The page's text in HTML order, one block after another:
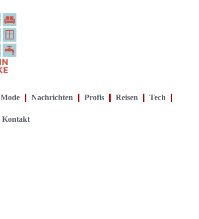
Mode Nachrichten Profis Reisen Tech
Kontakt